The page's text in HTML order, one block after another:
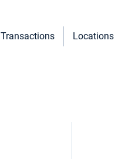
Transactions Locations